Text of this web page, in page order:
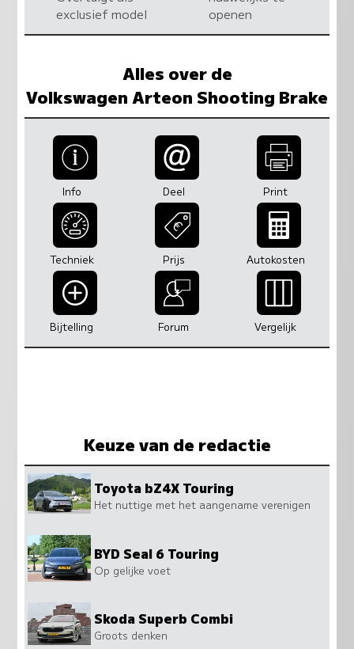
exclusief model
openen
Alles over de
Volkswagen Arteon Shooting Brake
Info Deel Print
Techniek Prijs Autokosten
Bijtelling Forum Vergelijk
Keuze van de redactie
Toyota bZ4X Touring
Het nuttige met het aangename verenigen
BYD Seal 6 Touring
Op gelijke voet
Skoda Superb Combi
Groots denken